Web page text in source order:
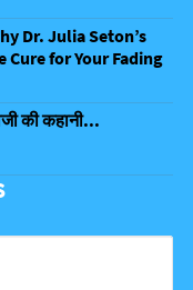
Dr. Julia Seton’s
Cure for Your Fading
की कहानी...